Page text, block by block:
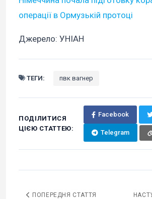
операції в Ормузькій протоці
Джерело: УНІАН
ТЕГИ: пвк вагнер
ПОДІЛИТИСЯ
ЦІЄЮ СТАТТЕЮ:
Facebook
Telegram
ПОПЕРЕДНЯ СТАТТЯ